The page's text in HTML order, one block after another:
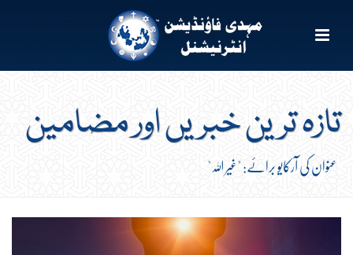
تازہ ترین خبریں اور مضامین
عنوان کی آرکایو برائے: "غیر اللہ"